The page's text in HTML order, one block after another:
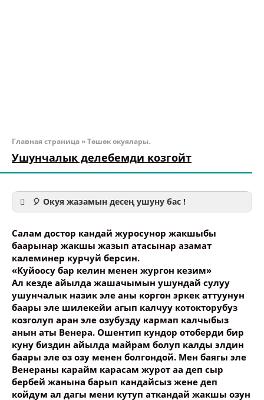
Главная страница »Төшөк окуялары.
Ушунчалык делебемди козгойт
🎈 Окуя жазамын десең ушуну бас !
Ваше имя
Название сообщения
Опубликовать контент
Салам достор кандай журосунор жакшыбы
баарынар жакшы жазып атасынар азамат
калеминер курчуй берсин.
«Куйоосу бар келин менен жургон кезим»
Ал кезде айылда жашачымын ушундай сулуу
ушунчалык назик эле аны коргон эркек аттуунун
баары эле шилекейи агып калчуу котокторубуз
козголуп аран эле озубузду кармап калчыбыз
анын аты Венера. Ошентип кундор отоберди бир
куну биздин айылда майрам болуп калды элдин
баары эле оз озу менен болгондой. Мен баягы эле
Венераны карайм карасам журот аа деп сыр
бербей жанына барып кандайсыз жене деп
койдум ал дагы мени кутуп аткандай жакшы озун